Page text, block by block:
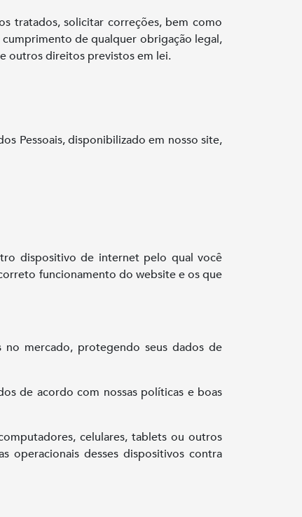
tratados, solicitar correções, bem como
cumprimento de qualquer obrigação legal,
outros direitos previstos em lei.
Pessoais, disponibilizado em nosso site,
dispositivo de internet pelo qual você
funcionamento do website e os que
no mercado, protegendo seus dados de
de acordo com nossas políticas e boas
celulares, tablets ou outros
operacionais desses dispositivos contra